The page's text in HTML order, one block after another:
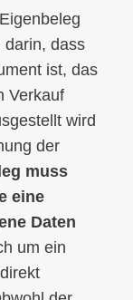
darin, dass
ist, das
Verkauf
wird
der
muss
eine
Daten
um ein